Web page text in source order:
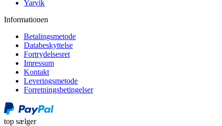
Yarvik
Informationen
Betalingsmetode
Databeskyttelse
Fortrydelsesret
Imressum
Kontakt
Leveringsmetode
Forretningsbetingelser
top sælger